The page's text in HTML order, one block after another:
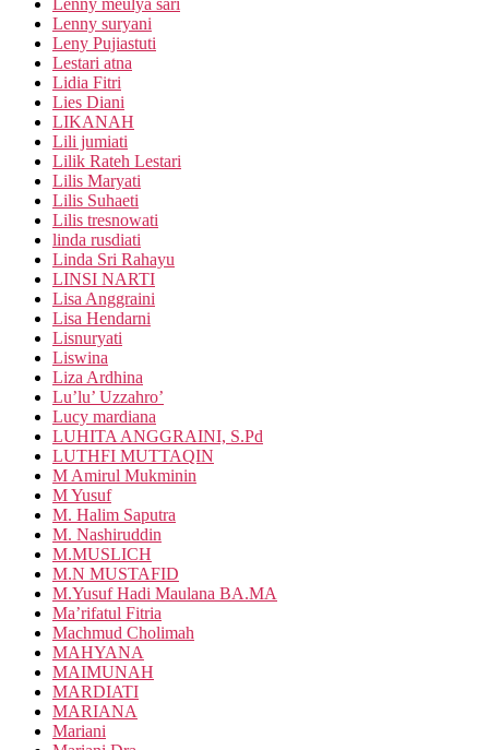
Lenny meulya sari
Lenny suryani
Leny Pujiastuti
Lestari atna
Lidia Fitri
Lies Diani
LIKANAH
Lili jumiati
Lilik Rateh Lestari
Lilis Maryati
Lilis Suhaeti
Lilis tresnowati
linda rusdiati
Linda Sri Rahayu
LINSI NARTI
Lisa Anggraini
Lisa Hendarni
Lisnuryati
Liswina
Liza Ardhina
Lu’lu’ Uzzahro’
Lucy mardiana
LUHITA ANGGRAINI, S.Pd
LUTHFI MUTTAQIN
M Amirul Mukminin
M Yusuf
M. Halim Saputra
M. Nashiruddin
M.MUSLICH
M.N MUSTAFID
M.Yusuf Hadi Maulana BA.MA
Ma’rifatul Fitria
Machmud Cholimah
MAHYANA
MAIMUNAH
MARDIATI
MARIANA
Mariani